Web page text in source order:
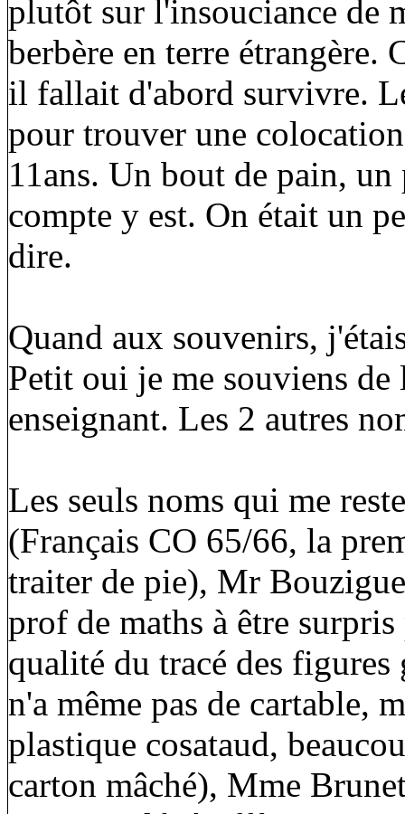
plutôt sur l'insouciance de
berbère en terre étrangère.
il fallait d'abord survivre.
pour trouver une
11ans. Un bout de pain,
compte y est. On était un
dire.
Quand aux souvenirs,
Petit oui je me souviens
enseignant. Les 2 autres
Les seuls noms qui me
(Français CO 65/66, la
traiter de pie), Mr
prof de maths à être
qualité du tracé des
n'a même pas de cartable,
plastique cosataud,
carton mâché), Mme